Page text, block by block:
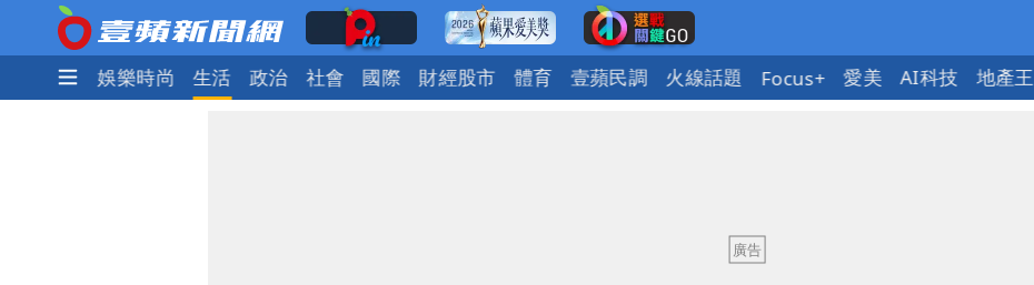
熱門 娛樂時尚 生活 政治 社會 國際 財經股市 體育 壹蘋民調 火線話題 Focus+ 愛美 AI科技 地產王